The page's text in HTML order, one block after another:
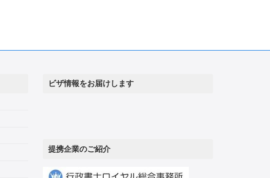
ビザ情報をお届けします
提携企業のご紹介